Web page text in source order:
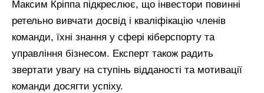
Максим Кріппа підкреслює, що інвестори повинні
ретельно вивчати досвід і кваліфікацію членів
команди, їхні знання у сфері кіберспорту та
управління бізнесом. Експерт також радить
звертати увагу на ступінь відданості та мотивації
команди досягти успіху.